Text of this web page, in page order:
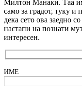
Милтон Манаки. Таа
само за градот, туку и
дека сето ова заедно
настапи на познати
интересен.
ИМЕ